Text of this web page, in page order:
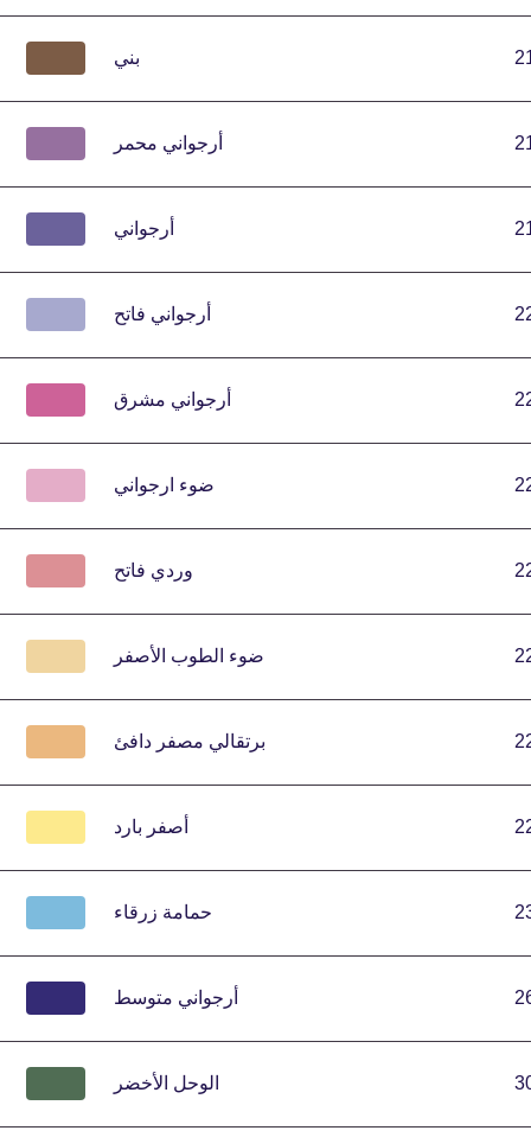
بني
أرجواني محمر
أرجواني
أرجواني فاتح
أرجواني مشرق
ضوء ارجواني
وردي فاتح
ضوء الطوب الأصفر
برتقالي مصفر دافئ
أصفر بارد
حمامة زرقاء
أرجواني متوسط
الوحل الأخضر